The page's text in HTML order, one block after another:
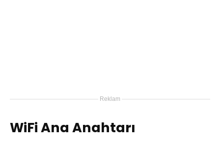
Reklam
WiFi Ana Anahtarı